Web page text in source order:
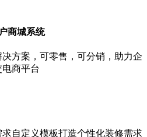
商城系统
方案，可零售，可分销，助力企
商平台
自定义模板打造个性化装修需求